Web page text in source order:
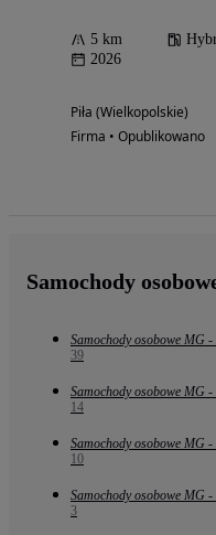
5 km
2026
Piła (Wielkopolskie)
Firma • Opublikowano
Samochody
Samochody osobowe MG -
39
Samochody osobowe MG -
14
Samochody osobowe MG -
10
Samochody osobowe MG -
3